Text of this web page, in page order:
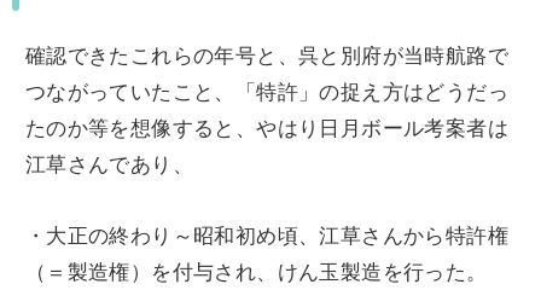
確認できたこれらの年号と、呉と別府が当時航路で
つながっていたこと、「特許」の捉え方はどうだっ
たのか等を想像すると、やはり日月ボール考案者は
江草さんであり、
・大正の終わり～昭和初め頃、江草さんから特許権
（＝製造権）を付与され、けん玉製造を行った。